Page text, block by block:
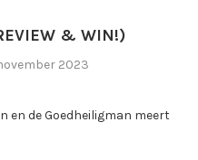
& WIN!)
2023
en de Goedheiligman meert